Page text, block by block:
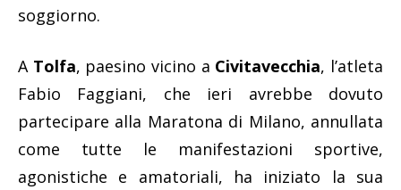
soggiorno.
A Tolfa, paesino vicino a Civitavecchia, l’atleta
Fabio Faggiani, che ieri avrebbe dovuto
partecipare alla Maratona di Milano, annullata
come tutte le manifestazioni sportive,
agonistiche e amatoriali, ha iniziato la sua